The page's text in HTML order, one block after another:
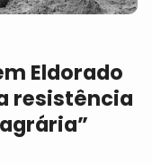
Eldorado
resistência